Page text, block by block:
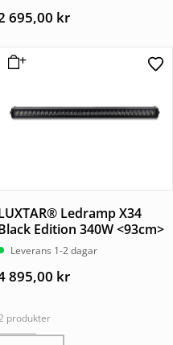
695,00 kr
Ledramp X34
Edition 340W <93cm>
Leverans 1-2 dagar
895,00 kr
produkter